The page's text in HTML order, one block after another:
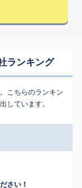
ランキング
こちらのランキン
しています。
さい！